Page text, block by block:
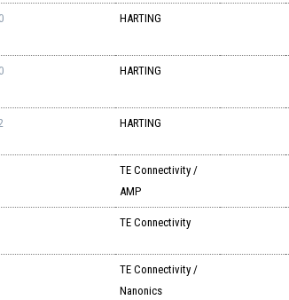
HARTING
HARTING
HARTING
TE Connectivity /
AMP
TE Connectivity
TE Connectivity /
Nanonics